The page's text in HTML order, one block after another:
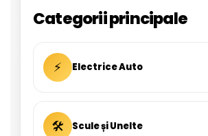
Categorii principale
⚡ Electrice Auto
🛠 Scule și Unelte